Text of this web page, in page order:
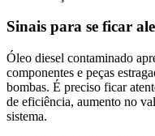
Sinais para se ficar
Óleo diesel contaminado
componentes e peças
bombas. É preciso ficar
de eficiência, aumento no
sistema.